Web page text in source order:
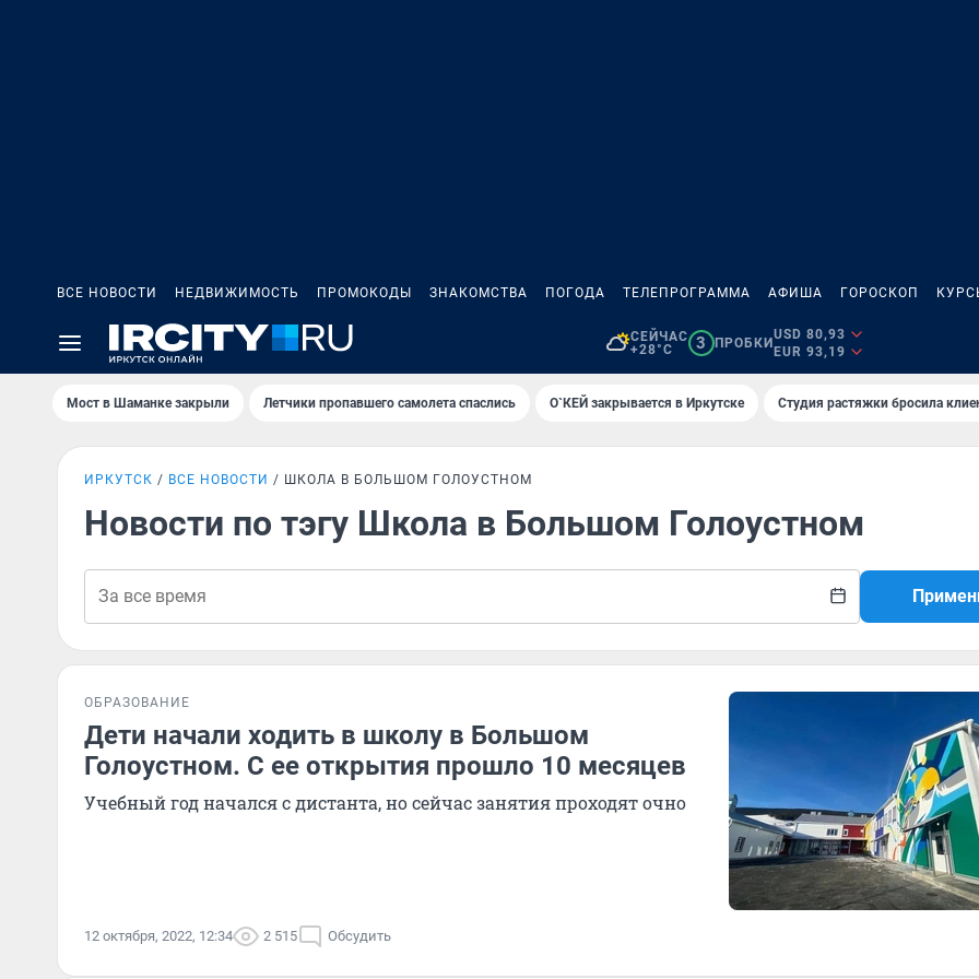
ВСЕ НОВОСТИ НЕДВИЖИМОСТЬ ПРОМОКОДЫ ЗНАКОМСТВА ПОГОДА ТЕЛЕПРОГРАММА АФИША ГОРОСКОП
СЕЙЧАС
+28°C
3 ПРОБКИ
USD 80,93
EUR 93,19
Мост в Шаманке закрыли Летчики пропавшего самолета спаслись О`КЕЙ закрывается в Иркутске Студия растяжки бросила
ИРКУТСК ВСЕ НОВОСТИ ШКОЛА В БОЛЬШОМ ГОЛОУСТНОМ
Новости по тэгу Школа в Большом Голоустном
ОБРАЗОВАНИЕ
Дети начали ходить в школу в Большом
Голоустном. С ее открытия прошло 10 месяцев
Учебный год начался с дистанта, но сейчас занятия проходят очно
12 октября, 2022, 12:34 2 515 Обсудить